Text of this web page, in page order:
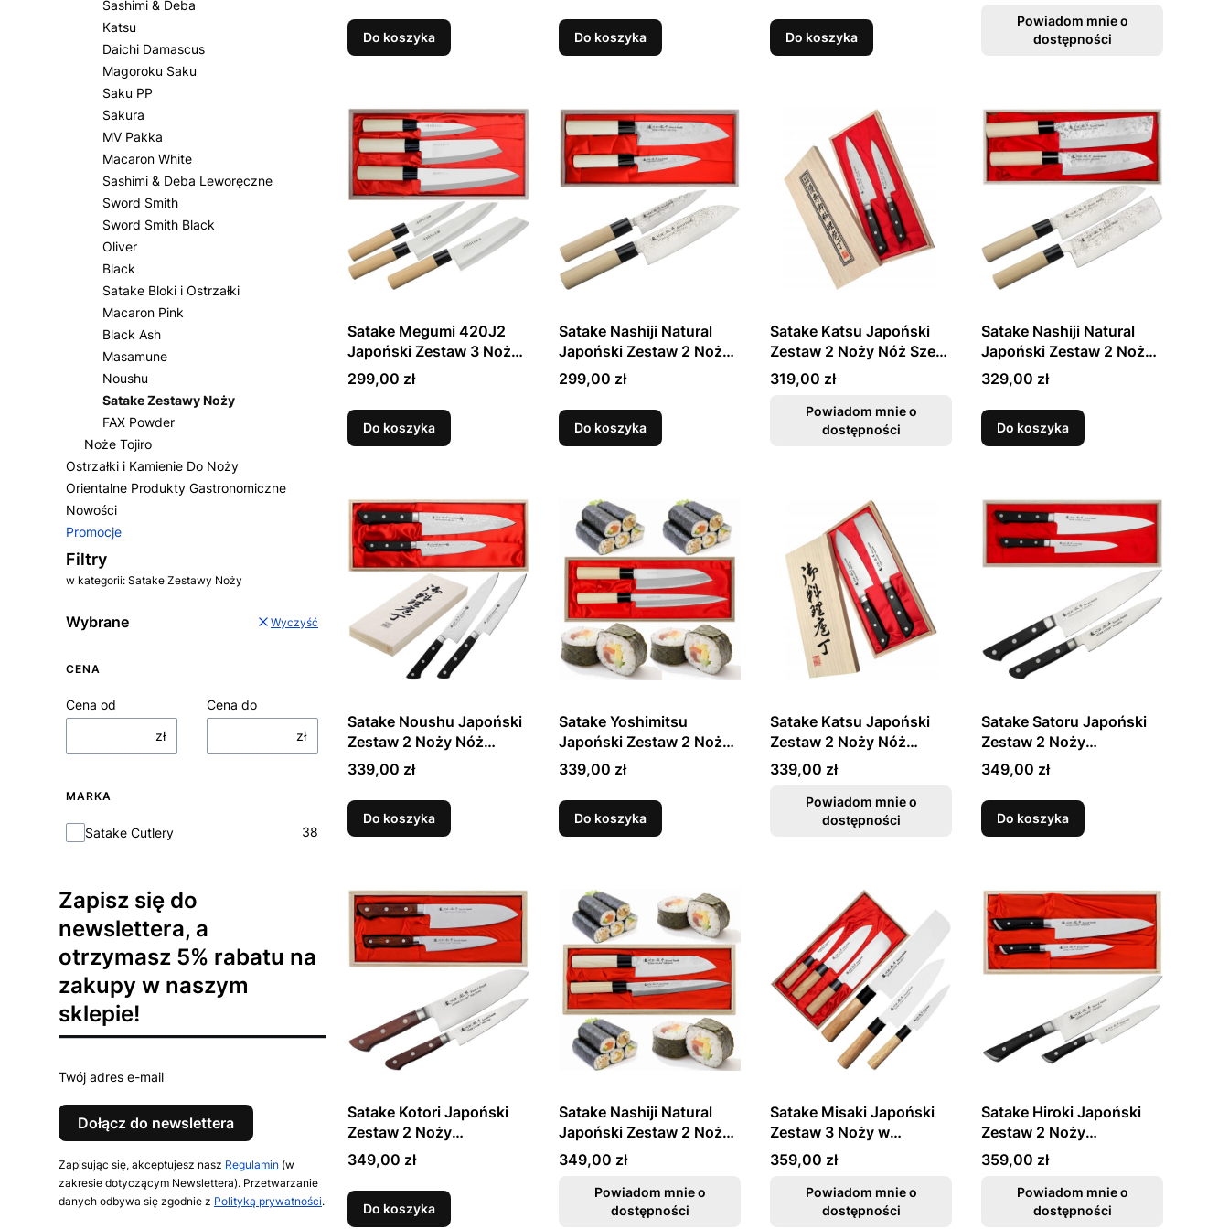
Sashimi & Deba
Katsu
Daichi Damascus
Magoroku Saku
Saku PP
Sakura
MV Pakka
Macaron White
Sashimi & Deba Leworęczne
Sword Smith
Sword Smith Black
Oliver
Black
Satake Bloki i Ostrzałki
Macaron Pink
Black Ash
Masamune
Noushu
Satake Zestawy Noży
FAX Powder
Noże Tojiro
Ostrzałki i Kamienie Do Noży
Orientalne Produkty Gastronomiczne
Nowości
Promocje
Koniec menu
Filtry
w kategorii: Satake Zestawy Noży
Wybrane Wyczyść
CENA
Cena od
zł
Cena do
zł
MARKA
Marka
Satake Cutlery 38
Zapisz się do
newslettera, a
otrzymasz 5% rabatu na
zakupy w naszym
sklepie!
Twój adres e-mail
Dołącz do newslettera
Zapisując się, akceptujesz nasz Regulamin (w
zakresie dotyczącym Newslettera). Przetwarzanie
danych odbywa się zgodnie z Polityką prywatności.
Do koszyka
Drewnianym Etui
Do koszyka
Drewnianym Etui
Do koszyka
Powiadom mnie o
dostępności
Satake Megumi 420J2
Japoński Zestaw 3 Noży
w Drewnianym Pudełku
HG8165W
Cena
299,00 zł
Do koszyka
Satake Nashiji Natural
Japoński Zestaw 2 Noży
Santoku 17cm i
Uniwersalny 12cm w
Drewnianym Etui
Cena
299,00 zł
Do koszyka
Satake Katsu Japoński
Zestaw 2 Noży Nóż Szefa
Kuchni 18cm i
Uniwersalny 13,5cm w
Drewnianym Etui
Cena
319,00 zł
Powiadom mnie o
dostępności
Satake Nashiji Natural
Japoński Zestaw 2 Noży
Santoku 17cm i Nakiri
16cm w Drewnianym Etui
Cena
329,00 zł
Do koszyka
Satake Noushu Japoński
Zestaw 2 Noży Nóż
Uniwersalny 13cm i Szefa
Kuchni 20cm w
Drewnianym Etui
Cena
339,00 zł
Do koszyka
Satake Yoshimitsu
Japoński Zestaw 2 Noży
Santoku 17cm i Yanagi-
Sashimi 21cm w
Drewnianym Etui
Cena
339,00 zł
Do koszyka
Satake Katsu Japoński
Zestaw 2 Noży Nóż
Santoku 17cm i Nakiri
16cm w Drewnianym Etui
Cena
339,00 zł
Powiadom mnie o
dostępności
Satake Satoru Japoński
Zestaw 2 Noży
Uniwersalny 13cm i Szefa
Kuchni 21cm
Cena
349,00 zł
Do koszyka
Satake Kotori Japoński
Zestaw 2 Noży
Uniwersalny 13cm i
Santoku 17cm
Cena
349,00 zł
Do koszyka
Satake Nashiji Natural
Japoński Zestaw 2 Noży
Santoku 17cm i Sashimi
21cm w Drewnianym Etui
Cena
349,00 zł
Powiadom mnie o
dostępności
Satake Misaki Japoński
Zestaw 3 Noży w
Drewnianym Pudełku
HG8775W
Cena
359,00 zł
Powiadom mnie o
dostępności
Satake Hiroki Japoński
Zestaw 2 Noży
Uniwersalny 13cm i Szefa
Kuchni 21cm
Cena
359,00 zł
Powiadom mnie o
dostępności